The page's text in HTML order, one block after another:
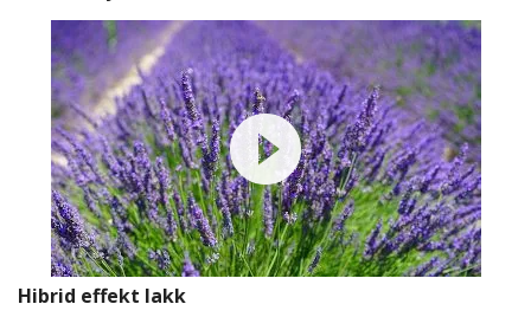
Hibrid effekt lakk